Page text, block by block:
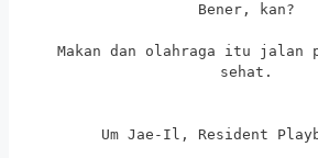
Bener, kan?
Makan dan olahraga itu jalan
sehat.
Um Jae-Il, Resident